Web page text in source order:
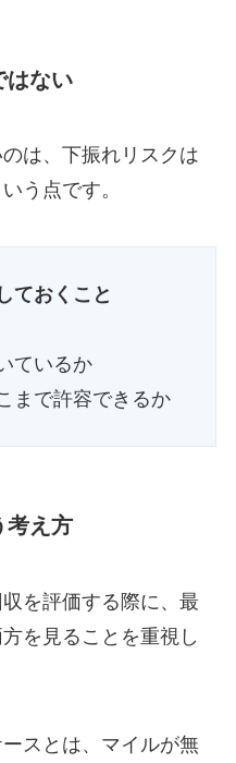
はない
は、下振れリスクは
う点です。
ておくこと
ているか
まで許容できるか
考え方
を評価する際に、最
を見ることを重視し
スとは、マイルが無